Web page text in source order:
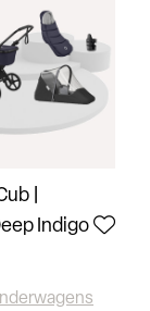
|
Indigo